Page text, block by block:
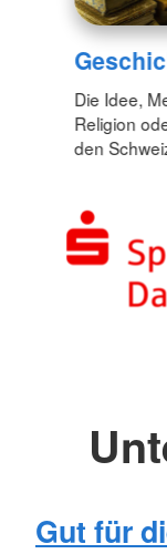
Die Idee,
Religion
den
Gut für